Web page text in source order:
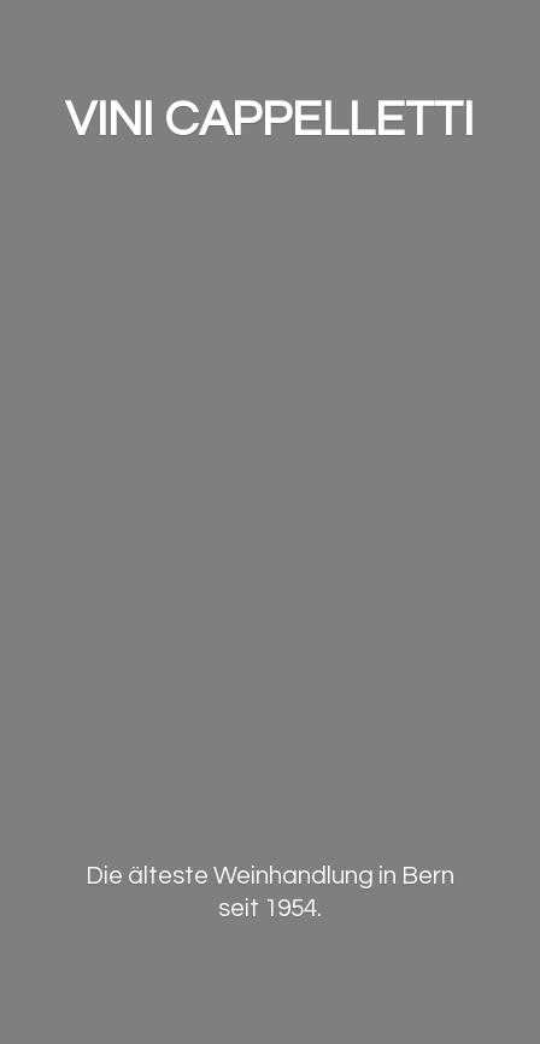
VINI CAPPELLETTI
Die älteste Weinhandlung in Bern
seit 1954.